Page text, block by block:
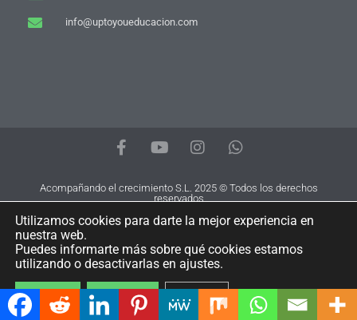
info@uptoyoueducacion.com
F
a
e
b
o
k
-
f
Y
o
t
u
b
I
n
t
a
g
a
m
W
h
t
s
a
p
Acompañando el crecimiento S.L. 2025 © Todos los derechos
reservados
Utilizamos cookies para darte la mejor experiencia en
nuestra web.
Puedes informarte más sobre qué cookies estamos
utilizando o desactivarlas en ajustes.
Aceptar Rechazar